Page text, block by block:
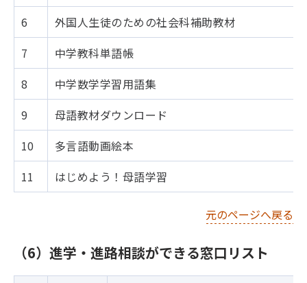
6
外国人生徒のための社会科補助教材
7
中学教科単語帳
8
中学数学学習用語集
9
母語教材ダウンロード
10
多言語動画絵本
11
はじめよう！母語学習
元のページへ戻る
（6）進学・進路相談ができる窓口リスト